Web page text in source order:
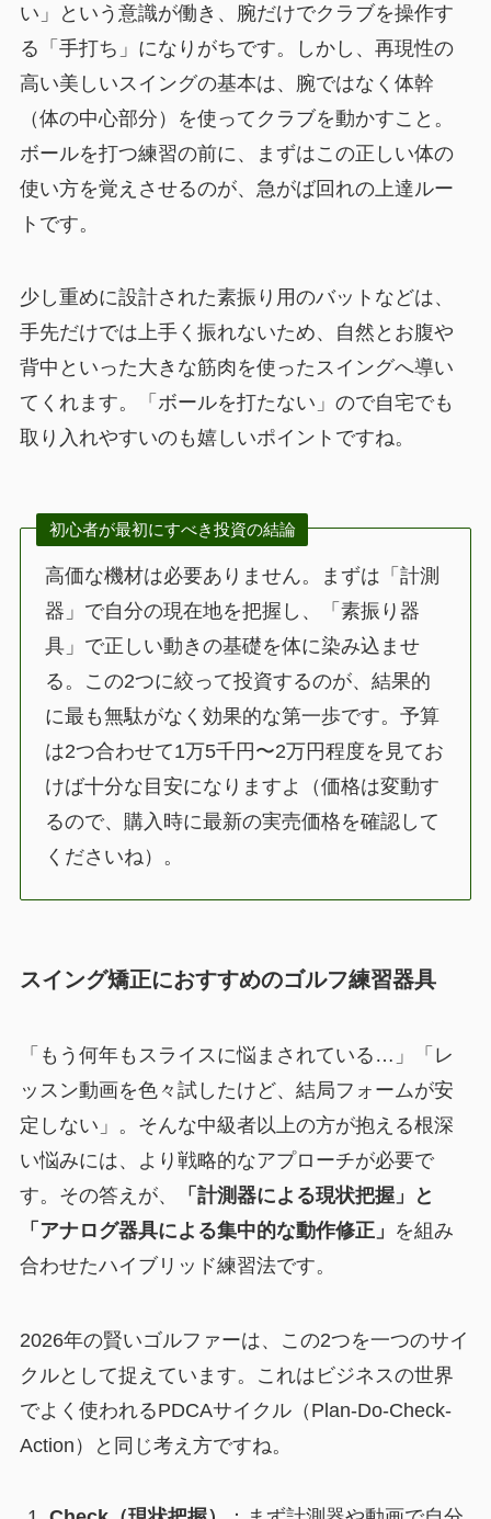
い」という意識が働き、腕だけでクラブを操作す
る「手打ち」になりがちです。しかし、再現性の
高い美しいスイングの基本は、腕ではなく体幹
（体の中心部分）を使ってクラブを動かすこと。
ボールを打つ練習の前に、まずはこの正しい体の
使い方を覚えさせるのが、急がば回れの上達ルー
トです。
少し重めに設計された素振り用のバットなどは、
手先だけでは上手く振れないため、自然とお腹や
背中といった大きな筋肉を使ったスイングへ導い
てくれます。「ボールを打たない」ので自宅でも
取り入れやすいのも嬉しいポイントですね。
初心者が最初にすべき投資の結論
高価な機材は必要ありません。まずは「計測
器」で自分の現在地を把握し、「素振り器
具」で正しい動きの基礎を体に染み込ませ
る。この2つに絞って投資するのが、結果的
に最も無駄がなく効果的な第一歩です。予算
は2つ合わせて1万5千円〜2万円程度を見てお
けば十分な目安になりますよ（価格は変動す
るので、購入時に最新の実売価格を確認して
くださいね）。
スイング矯正におすすめのゴルフ練習器具
「もう何年もスライスに悩まされている…」「レ
ッスン動画を色々試したけど、結局フォームが安
定しない」。そんな中級者以上の方が抱える根深
い悩みには、より戦略的なアプローチが必要で
す。その答えが、
「計測器による現状把握」と
「アナログ器具による集中的な動作修正」 を組み
合わせたハイブリッド練習法です。
2026年の賢いゴルファーは、この2つを一つのサイ
クルとして捉えています。これはビジネスの世界
でよく使われるPDCAサイクル（Plan-Do-Check-
Action）と同じ考え方ですね。